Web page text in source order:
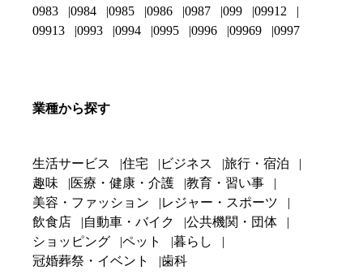
0983
0984 0985 0986 0987 099
09912
09913
0993 0994 0995 0996 09969 0997
業種から探す
生活サービス 住宅 ビジネス
旅行・宿泊
趣味
医療・健康・介護
教育・習い事
美容・ファッション
レジャー・スポーツ
飲食店
自動車・バイク
公共機関・団体
ショッピング
ペット
暮らし
冠婚葬祭・イベント
歯科